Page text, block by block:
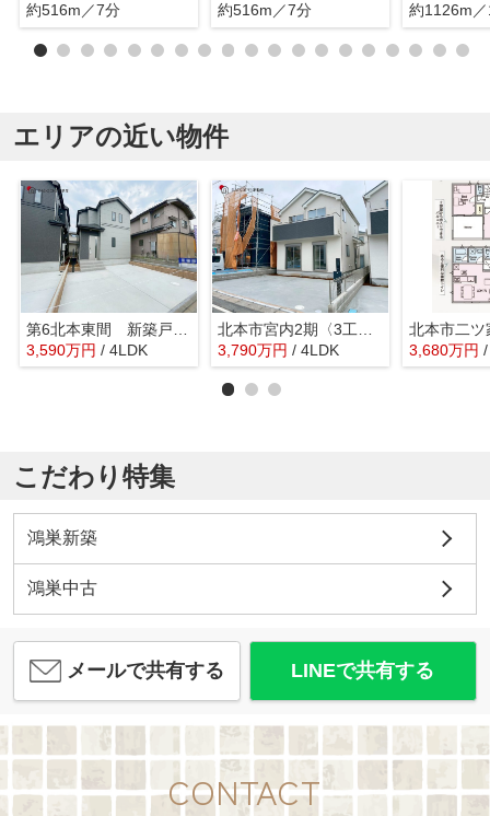
約516m／7分
約516m／7分
約1126m
エリアの近い物件
3,590万円 / 4LDK
3,790万円 / 4LDK 3,680万円
こだわり特集
鴻巣新築
鴻巣中古
メールで共有する LINEで共有する
CONTACT